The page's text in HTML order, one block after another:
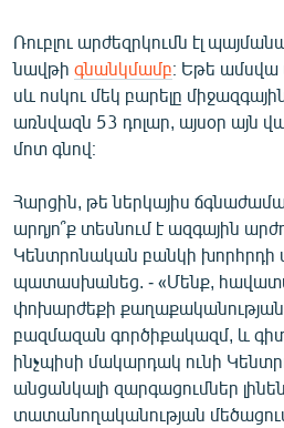
Ռուբլու արժեզրկումն էլ
նավթի գնանկմամբ։ Եթե ամսվա
սև ոսկու մեկ բարելը
առնվազն 53 դոլար, այսօր այն
մոտ գնով։
Հարցին, թե ներկայիս
արդյո՞ք տեսնում է ազգային
Կենտրոնական բանկի խորհրդի
պատասխանեց. - «Մենք,
փոխարժեքի
բազմազան գործիքակազմ, և
ինչպիսի մակարդակ ունի
անցանկալի զարգացումներ
տատանողականության